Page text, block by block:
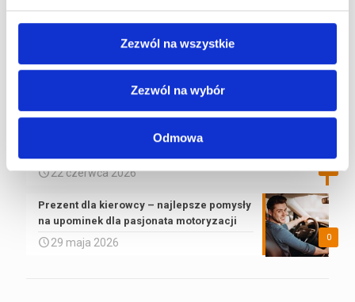
Zezwól na wszystkie
Zezwól na wybór
Odmowa
Pole Position w F1 – co to znaczy, jak się
zdobywa i kto jest rekordzistą
0
pierwszego siadu w gokarcie do torów FIA
26 czerwca 2026
22 czerwca 2026
0
Prezent dla kierowcy – najlepsze pomysły
na upominek dla pasjonata motoryzacji
29 maja 2026